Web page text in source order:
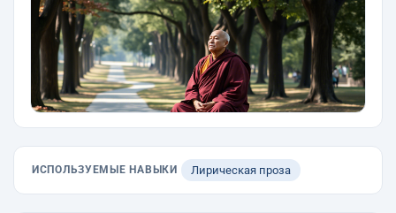
ИСПОЛЬЗУЕМЫЕ НАВЫКИ Лирическая проза